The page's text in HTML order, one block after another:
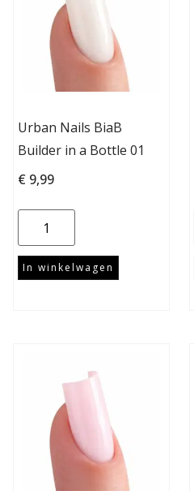
Urban Nails BiaB
Builder in a Bottle 01
€ 9,99
In winkelwagen